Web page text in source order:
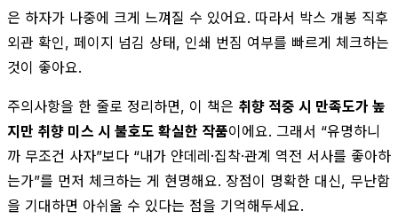
은 하자가 나중에 크게 느껴질 수 있어요. 따라서 박스 개봉 직후
외관 확인, 페이지 넘김 상태, 인쇄 번짐 여부를 빠르게 체크하는
것이 좋아요.
주의사항을 한 줄로 정리하면, 이 책은 취향 적중 시 만족도가 높
지만 취향 미스 시 불호도 확실한 작품이에요. 그래서 “유명하니
까 무조건 사자”보다 “내가 얀데레·집착·관계 역전 서사를 좋아하
는가”를 먼저 체크하는 게 현명해요. 장점이 명확한 대신, 무난함
을 기대하면 아쉬울 수 있다는 점을 기억해두세요.